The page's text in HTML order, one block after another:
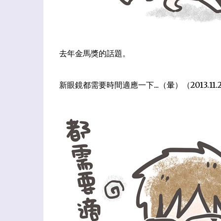
去年金馬獎的話題。
新眼鏡都需要時間適應一下...（暈）（